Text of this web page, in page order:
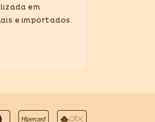
em
e importados.